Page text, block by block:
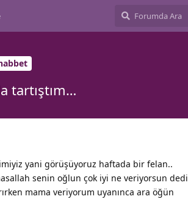
tartıştım…
yani görüşüyoruz haftada bir felan..
senin oğlun çok iyi ne veriyorsun dedi
mama veriyorum uyanınca ara öğün